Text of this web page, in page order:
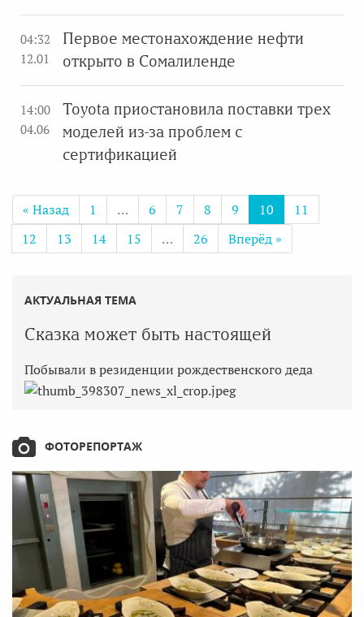
04:32
12.01
Первое местонахождение нефти
открыто в Сомалиленде
14:00
04.06
Toyota приостановила поставки трех
моделей из-за проблем с
сертификацией
« Назад 1 … 6 7 8 9 10
11
12
13 14 15 … 26 Вперёд »
АКТУАЛЬНАЯ ТЕМА
Сказка может быть настоящей
Побывали в резиденции рождественского деда
ФОТОРЕПОРТАЖ